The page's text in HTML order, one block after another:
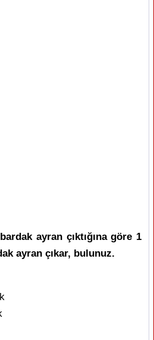
ayran çıktığına göre 1
ayran çıkar, bulunuz.